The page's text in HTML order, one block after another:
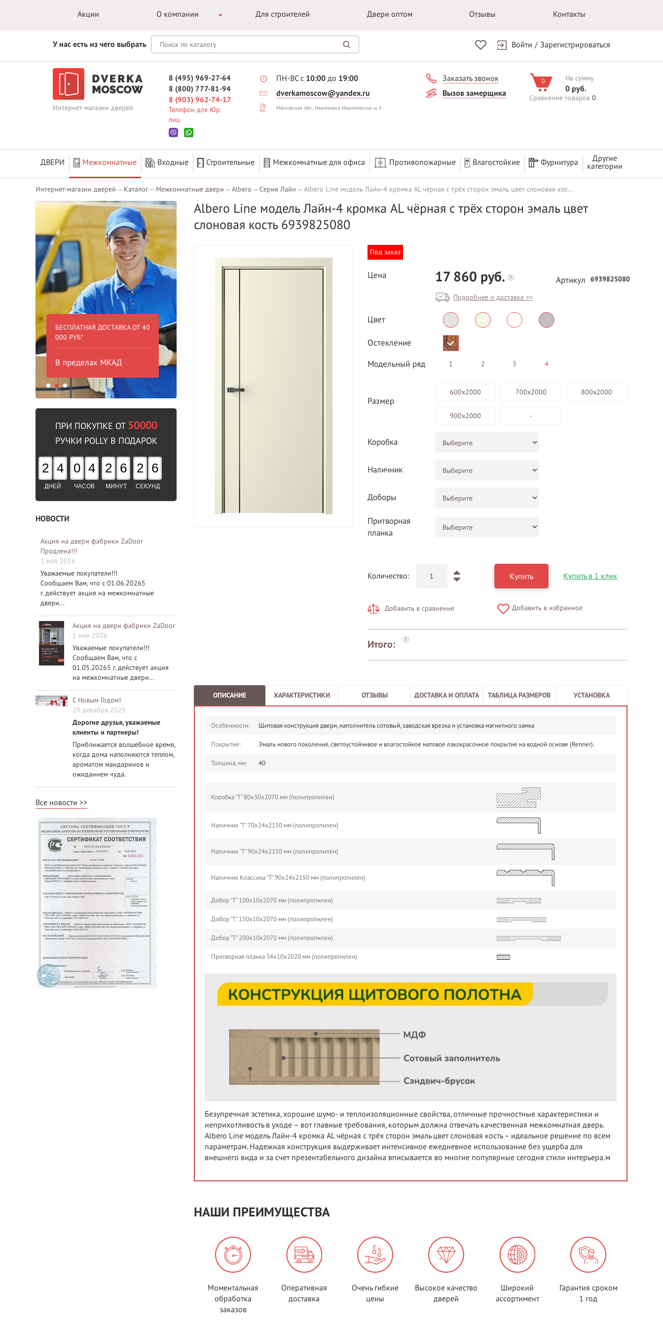
Акции О компании Для строителей Двери оптом Отзывы Контакты
У нас есть из чего выбрать Войти / Зарегистрироваться
Интернет-магазин дверей
8 (495) 969-27-64
8 (800) 777-81-94
8 (903) 962-74-17
Телефон для Юр.
лиц
ПН-ВС с 10:00 до 19:00
dverkamoscow@yandex.ru
Московская обл., Ивантеевка, Ивантеевское ш. 4
Заказать звонок
Вызов замерщика
0 На сумму
0 руб.
Сравнение товаров 0
ДВЕРИ Межкомнатные Входные Строительные Межкомнатные для офиса Противопожарные Влагостойкие Фурнитура
Другие
категории
Интернет-магазин дверей Каталог Межкомнатные двери Albero Серия Лайн Albero Line модель Лайн-4 кромка AL чёрная с трёх сторон эмаль цвет слоновая кос...
БЕСПЛАТНАЯ ДОСТАВКА ОТ 40
000 РУБ*
В пределах МКАД ВЫЗВАТЬ ЗАМЕРЩИКА
ПРИ ПОКУПКЕ ОТ 50000
РУЧКИ POLLY В ПОДАРОК
2 4
ДНЕЙ
0 4
ЧАСОВ
2 6
МИНУТ
2 5
СЕКУНД
НОВОСТИ
Акция на двери фабрики ZaDoor
Продлена!!!
1 мая 2026
Уважаемые покупатели!!!
Сообщаем Вам, что с 01.06.20265
г. действует акция на межкомнатные
двери...
Акция на двери фабрики ZaDoor
1 мая 2026
Уважаемые покупатели!!!
Сообщаем Вам, что с
01.05.20265 г. действует акция
на межкомнатные двери...
С Новым Годом!
29 декабря 2025
Дорогие друзья, уважаемые
клиенты и партнеры!
Приближается волшебное время,
когда дома наполняются теплом,
ароматом мандаринов и
ожиданием чуда.
Все новости
Albero Line модель Лайн-4 кромка AL чёрная с трёх сторон эмаль цвет
слоновая кость 6939825080
Под заказ
Цена 17 860 руб. ?
Подробнее о доставке >>
Артикул 6939825080
Цвет
Остекление
Модельный ряд 1 2 3 4
Размер
600х2000 700х2000 800х2000
900х2000 -
Коробка
Наличник
Доборы
Притворная
планка
Количество: Купить Купить в 1 клик
Добавить в сравнение Добавить в избранное
Итого: ?
ОПИСАНИЕ ХАРАКТЕРИСТИКИ ОТЗЫВЫ ДОСТАВКА И ОПЛАТА ТАБЛИЦА РАЗМЕРОВ УСТАНОВКА
Особенности: Щитовая конструкция двери, наполнитель сотовый, заводская врезка и установка магнитного замка
Покрытие: Эмаль нового поколения, светоустойчивое и влагостойкое матовое лакокрасочное покрытие на водной основе (Renner).
Толщина, мм: 40
Коробка "Т" 80х30х2070 мм (полипропилен)
Наличник "Т" 70х24х2150 мм (полипропилен)
Наличник "Т" 90х24х2150 мм (полипропилен)
Наличник Классика "Т" 90х24х2150 мм (полипропилен)
Добор "Т" 100х10х2070 мм (полипропилен)
Добор "Т" 150х10х2070 мм (полипропилен)
Добор "Т" 200х10х2070 мм (полипропилен)
Притворная планка 34х10х2020 мм (полипропилен)
Безупречная эстетика, хорошие шумо- и теплоизоляционные свойства, отличные прочностные характеристики и
неприхотливость в уходе – вот главные требования, которым должна отвечать качественная межкомнатная дверь.
Albero Line модель Лайн-4 кромка AL чёрная с трёх сторон эмаль цвет слоновая кость – идеальное решение по всем
параметрам. Надежная конструкция выдерживает интенсивное ежедневное использование без ущерба для
внешнего вида и за счет презентабельного дизайна вписывается во многие популярные сегодня стили интерьера.м
НАШИ ПРЕИМУЩЕСТВА
Моментальная
обработка
заказов
Оперативная
доставка
Очень гибкие
цены
Высокое качество
дверей
Широкий
ассортимент
Гарантия сроком
1 год